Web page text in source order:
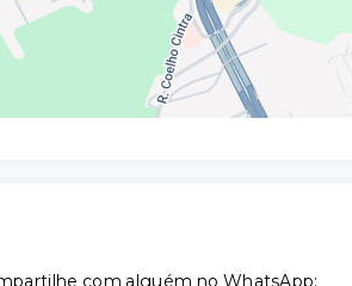
com alguém no WhatsApp: